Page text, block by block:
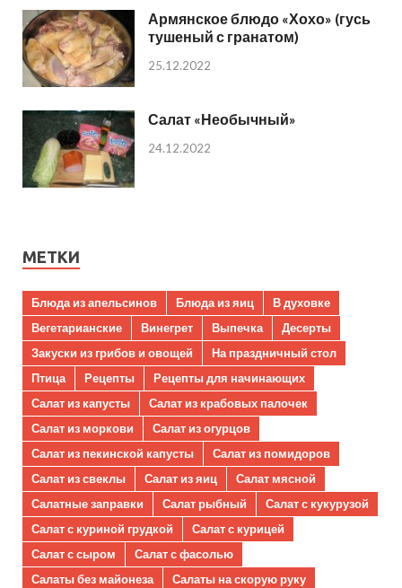
Армянское блюдо «Хохо» (гусь
тушеный с гранатом)
25.12.2022
Салат «Необычный»
24.12.2022
МЕТКИ
Блюда из апельсинов Блюда из яиц
В духовке
Вегетарианские
Винегрет Выпечка
Десерты
Закуски из грибов и овощей
На праздничный стол
Птица
Рецепты
Рецепты для начинающих
Салат из капусты
Салат из крабовых палочек
Салат из моркови
Салат из огурцов
Салат из пекинской капусты
Салат из помидоров
Салат из свеклы
Салат из яиц
Салат мясной
Салатные заправки
Салат рыбный
Салат с кукурузой
Салат с куриной грудкой
Салат с курицей
Салат с сыром
Салат с фасолью
Салаты без майонеза
Салаты на скорую руку